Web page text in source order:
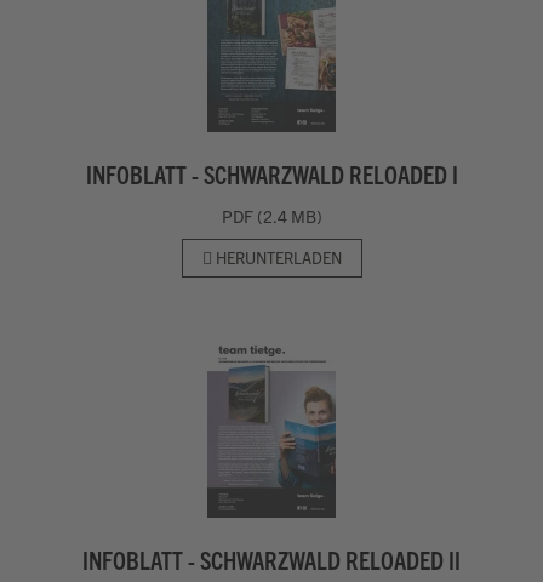
INFOBLATT - SCHWARZWALD RELOADED I
PDF (2.4 MB)
HERUNTERLADEN
INFOBLATT - SCHWARZWALD RELOADED II